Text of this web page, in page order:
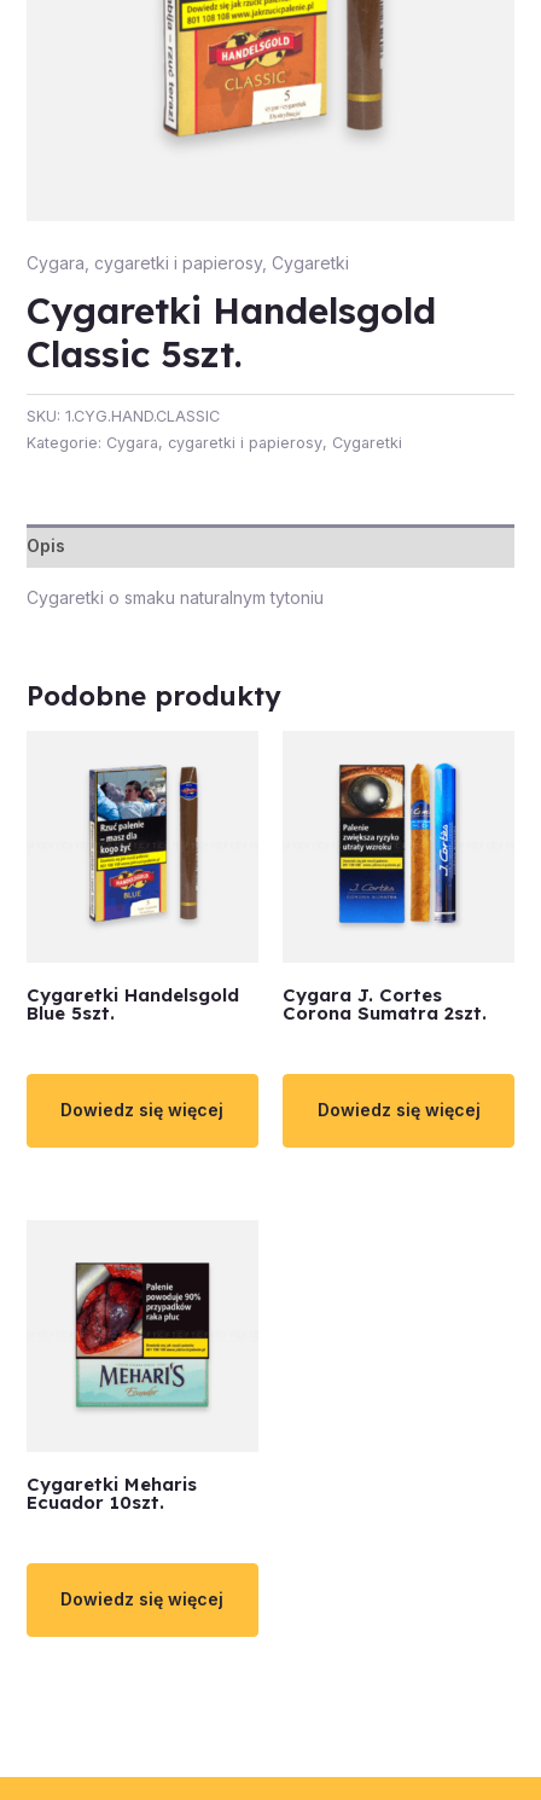
Cygara, cygaretki i papierosy, Cygaretki
Cygaretki Handelsgold
Classic 5szt.
SKU: 1.CYG.HAND.CLASSIC
Kategorie: Cygara, cygaretki i papierosy, Cygaretki
Opis
Cygaretki o smaku naturalnym tytoniu
Podobne produkty
Cygaretki Handelsgold
Blue 5szt.
Dowiedz się więcej
Cygara J. Cortes
Corona Sumatra 2szt.
Dowiedz się więcej
Cygaretki Meharis
Ecuador 10szt.
Dowiedz się więcej